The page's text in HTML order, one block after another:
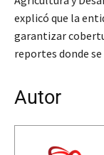
explicó que la
garantizar
reportes donde
Autor